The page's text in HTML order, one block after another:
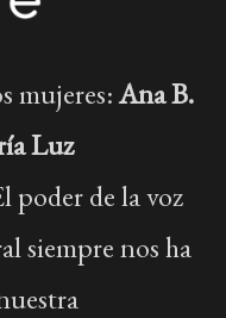
mujeres:Ana B.
Luz
poder de la voz
siempre nos ha